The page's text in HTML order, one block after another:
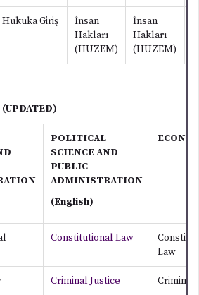
Hukuka Giriş
İnsan
Hakları
(HUZEM)
İnsan
Hakları
(HUZEM)
POLITICAL
SCIENCE AND
PUBLIC
ADMINISTRATION
(English)
Constitutional Law
Law
Criminal Justice Criminal